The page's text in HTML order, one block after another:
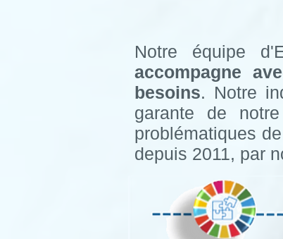
Notre équipe
accompagne
besoins. Notre
garante de
problématiques
depuis 2011, par